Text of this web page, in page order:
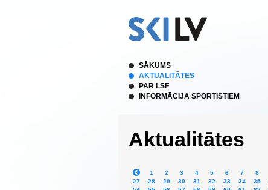
SĀKUMS
AKTUALITĀTES
PAR LSF
INFORMĀCIJA SPORTISTIEM
Aktualitātes
1 2 3 4 5 6 7 8
27
28 29 30 31 32 33 34 35